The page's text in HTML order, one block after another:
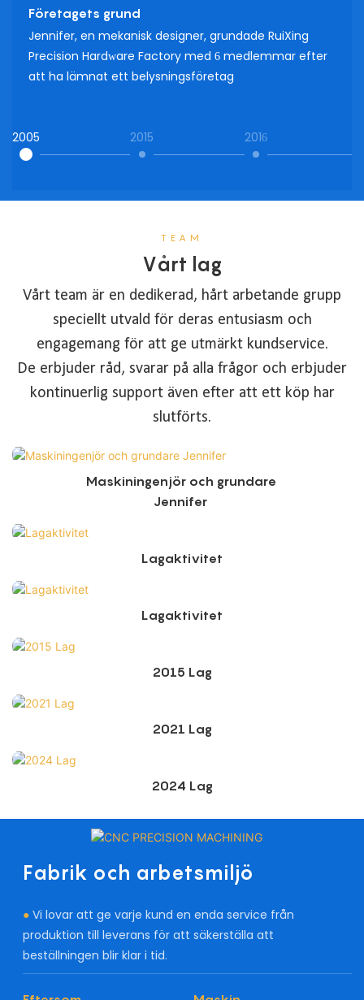
Företagets grund
Jennifer, en mekanisk designer, grundade RuiXing
Precision Hardware Factory med 6 medlemmar efter
att ha lämnat ett belysningsföretag
2005 2015 2016
TEAM
Vårt lag
Vårt team är en dedikerad, hårt arbetande grupp
speciellt utvald för deras entusiasm och
engagemang för att ge utmärkt kundservice.
De erbjuder råd, svarar på alla frågor och erbjuder
kontinuerlig support även efter att ett köp har
slutförts.
Maskiningenjör och grundare
Jennifer
Lagaktivitet
Lagaktivitet
2015 Lag
2021 Lag
2024 Lag
Fabrik och arbetsmiljö
●Vi lovar att ge varje kund en enda service från
produktion till leverans för att säkerställa att
beställningen blir klar i tid.